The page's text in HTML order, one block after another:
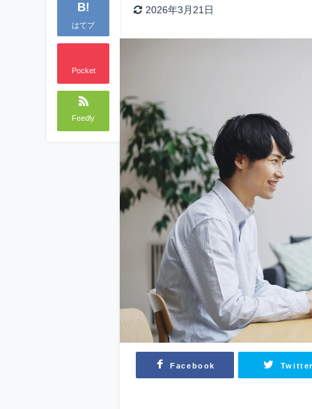
B!
はてブ
Pocket
Feedly
2026年3月21日
Facebook